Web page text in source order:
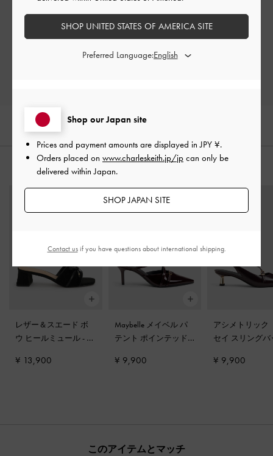
レビューを書く
おすすめのアイテム
レザー＆スエード ボ
ウ ヒールミュール- ブ
¥ 13,900
Maybelle メイベル パ
テント ポインテッド
ガンディ
¥ 9,900
アシメトリック
セイ スリングバ
ィ
¥ 9,900
このアイテムとマッチ
Shop our Japan site
Prices and payment amounts are displayed inJPY ¥.
Orders placed on www.charleskeith.jp/jp can only be
delivered within Japan.
SHOP JAPAN SITE
SHOP UNITED STATES OF AMERICA SITE
Preferred Language:
Contact usif you have questions about international shipping.